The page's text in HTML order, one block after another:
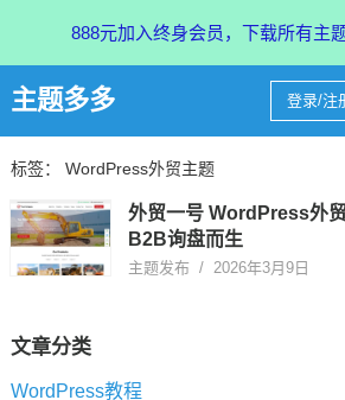
主题多多 登录/注
标签： WordPress外贸主题
外贸一号 WordPress外
B2B询盘而生
主题发布 / 2026年3月9日
文章分类
WordPress教程
888元加入终身会员，下载所有主